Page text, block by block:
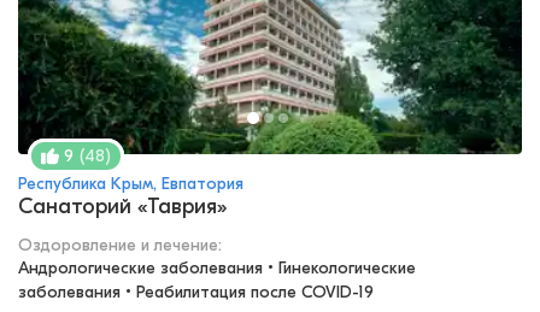
9 (48)
Республика Крым, Евпатория
Санаторий «Таврия»
Оздоровление и лечение:
Андрологические заболевания • Гинекологические
заболевания • Реабилитация после COVID-19